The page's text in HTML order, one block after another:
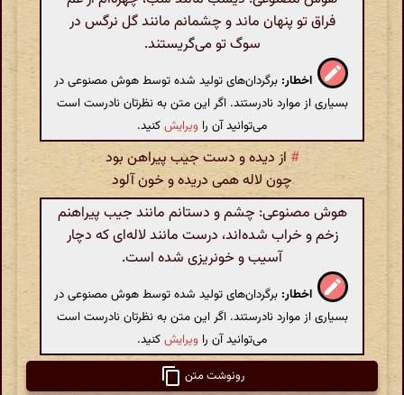
فراق تو پنهان ماند و چشمانم مانند گل نرگس در
سوگ تو می‌گریستند.
اخطار: برگردان‌های تولید شده توسط هوش مصنوعی در
بسیاری از موارد نادرستند. اگر این متن به نظرتان نادرست است
می‌توانید آن را ویرایشکنید.
#از دیده و دست جیب پیراهن بود
چون لاله همی دریده و خون آلود
هوش مصنوعی: چشم و دستانم مانند جیب پیراهنم
زخم و خراب شده‌اند، درست مانند لاله‌ای که دچار
آسیب و خونریزی شده است.
اخطار: برگردان‌های تولید شده توسط هوش مصنوعی در
بسیاری از موارد نادرستند. اگر این متن به نظرتان نادرست است
می‌توانید آن را ویرایشکنید.
رونوشت متن